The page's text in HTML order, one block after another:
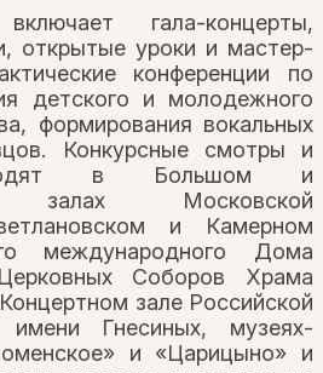
гала-концерты,
открытые уроки и мастер-
конференции по
детского и молодежного
формирования вокальных
Конкурсные смотры и
в Большом и
залах Московской
и Камерном
международного Дома
Соборов Храма
зале Российской
Гнесиных, музеях-
и «Царицыно» и